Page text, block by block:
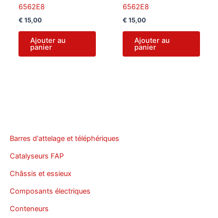
Barres d'attelage et téléphériques
Catalyseurs FAP
Châssis et essieux
Composants électriques
Conteneurs
6562E8
€ 15,00
Ajouter au
panier
6562E8
€ 15,00
Ajouter au
panier